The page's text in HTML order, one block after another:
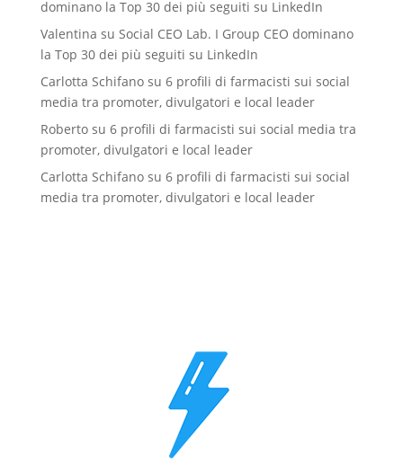
dominano la Top 30 dei più seguiti su LinkedIn
Valentina su Social CEO Lab. I Group CEO dominano
la Top 30 dei più seguiti su LinkedIn
Carlotta Schifanosu 6 profili di farmacisti sui social
media tra promoter, divulgatori e local leader
Robertosu 6 profili di farmacisti sui social media tra
promoter, divulgatori e local leader
Carlotta Schifanosu 6 profili di farmacisti sui social
media tra promoter, divulgatori e local leader